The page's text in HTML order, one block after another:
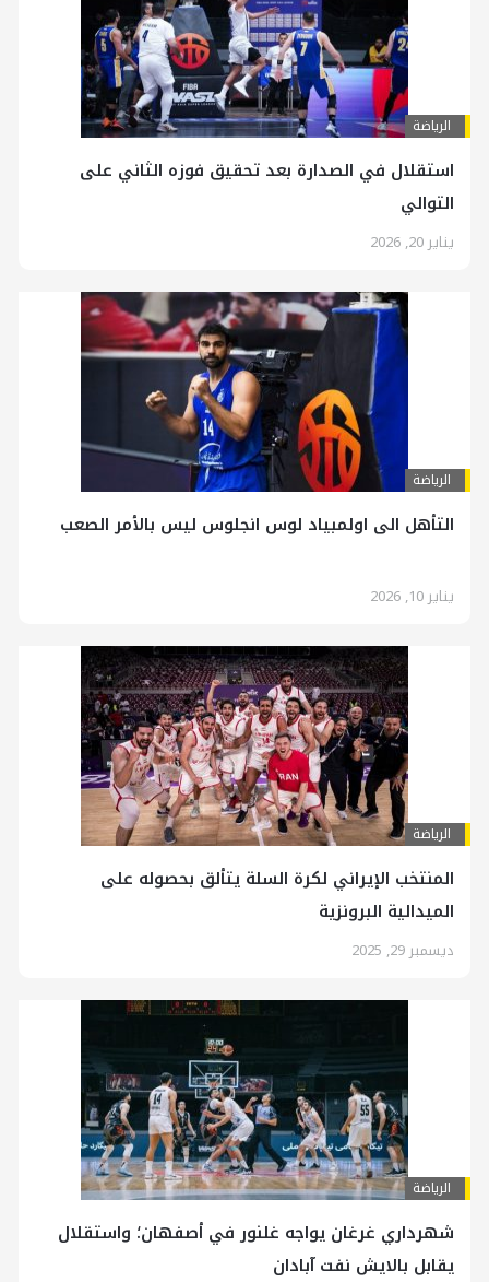
الرياضة
استقلال في الصدارة بعد تحقيق فوزه الثاني على
التوالي
يناير 20, 2026
الرياضة
التأهل الى اولمبياد لوس انجلوس ليس بالأمر الصعب
يناير 10, 2026
الرياضة
المنتخب الإيراني لكرة السلة يتألق بحصوله على
الميدالية البرونزية
ديسمبر 29, 2025
الرياضة
شهرداري غرغان يواجه غلنور في أصفهان؛ واستقلال
يقابل بالايش نفت آبادان